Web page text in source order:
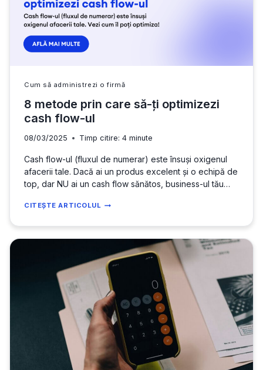
SĂ
ȘTII
DESPRE
Cum să administrezi o firmă
8 metode prin care să-ți optimizezi
cash flow-ul
08/03/2025 Timp citire: 4 minute
Cash flow-ul (fluxul de numerar) este însuși oxigenul
afacerii tale. Dacă ai un produs excelent și o echipă de
top, dar NU ai un cash flow sănătos, business-ul tău
realitate dureroasă prea târziu: nu dai faliment fiindcă
CITEȘTE ARTICOLUL 8
PRIN
CARE
SĂ-
ȚI
OPTIMIZEZI
CASH
FLOW-
UL